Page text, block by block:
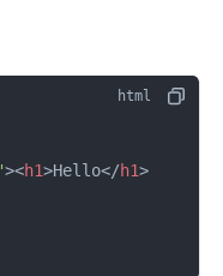
><h1>Hello</h1>